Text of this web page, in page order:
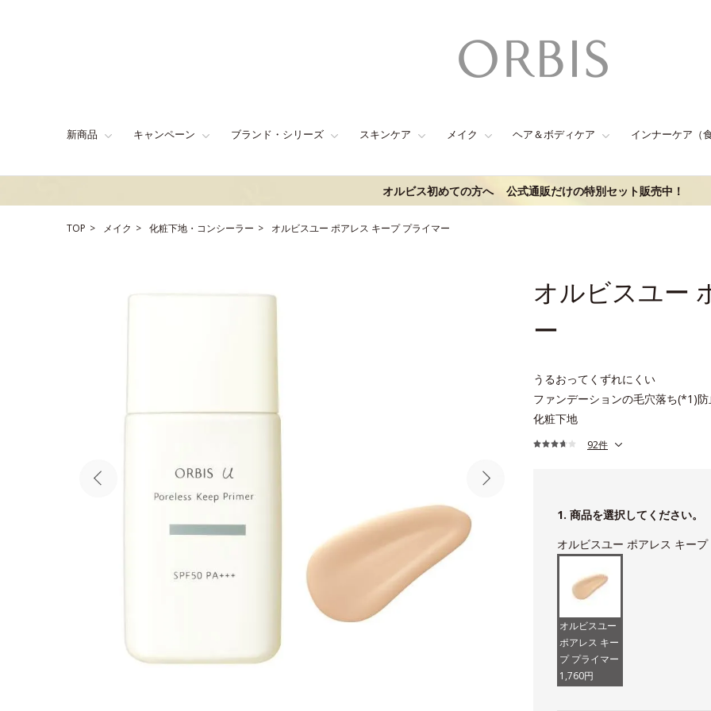
新商品 キャンペーン ブランド・シリーズ スキンケア メイク ヘア＆ボディケア インナーケア（
オルビス初めての方へ 公式通販だけの特別セット販売中！
TOP メイク 化粧下地・コンシーラー オルビスユー ポアレス キープ プライマー
オルビスユー
ー
うるおってくずれにくい
ファンデーションの毛穴落ち(*1)防
化粧下地
92件
1. 商品を選択してください。
オルビスユー ポアレス キー
オルビスユー
ポアレス キー
プ プライマー
1,760円